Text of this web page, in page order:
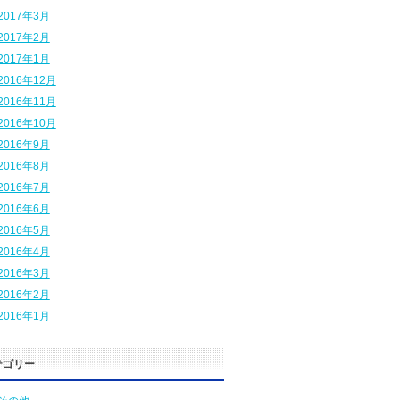
年3月
年2月
年1月
年12月
年11月
年10月
年9月
年8月
年7月
年6月
年5月
年4月
年3月
年2月
年1月
ゴリー